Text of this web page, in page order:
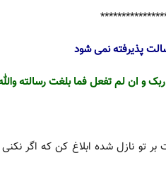
و ان لم تفعل فما بلغت رسالته
بر تو نازل شده ابلاغ کن که اگر